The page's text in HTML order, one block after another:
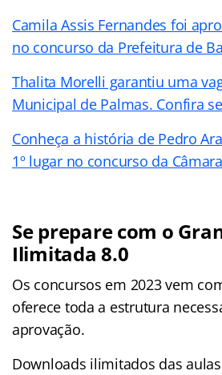
Camila Assis Fernandes foi
no concurso da Prefeitura de
Thalita Morelli garantiu uma
Municipal de Palmas. Confira
Conheça a história de Pedro
1º lugar no concurso da
Se prepare com o
Ilimitada 8.0
Os concursos em 2023 vem
oferece toda a estrutura
aprovação.
Downloads ilimitados das